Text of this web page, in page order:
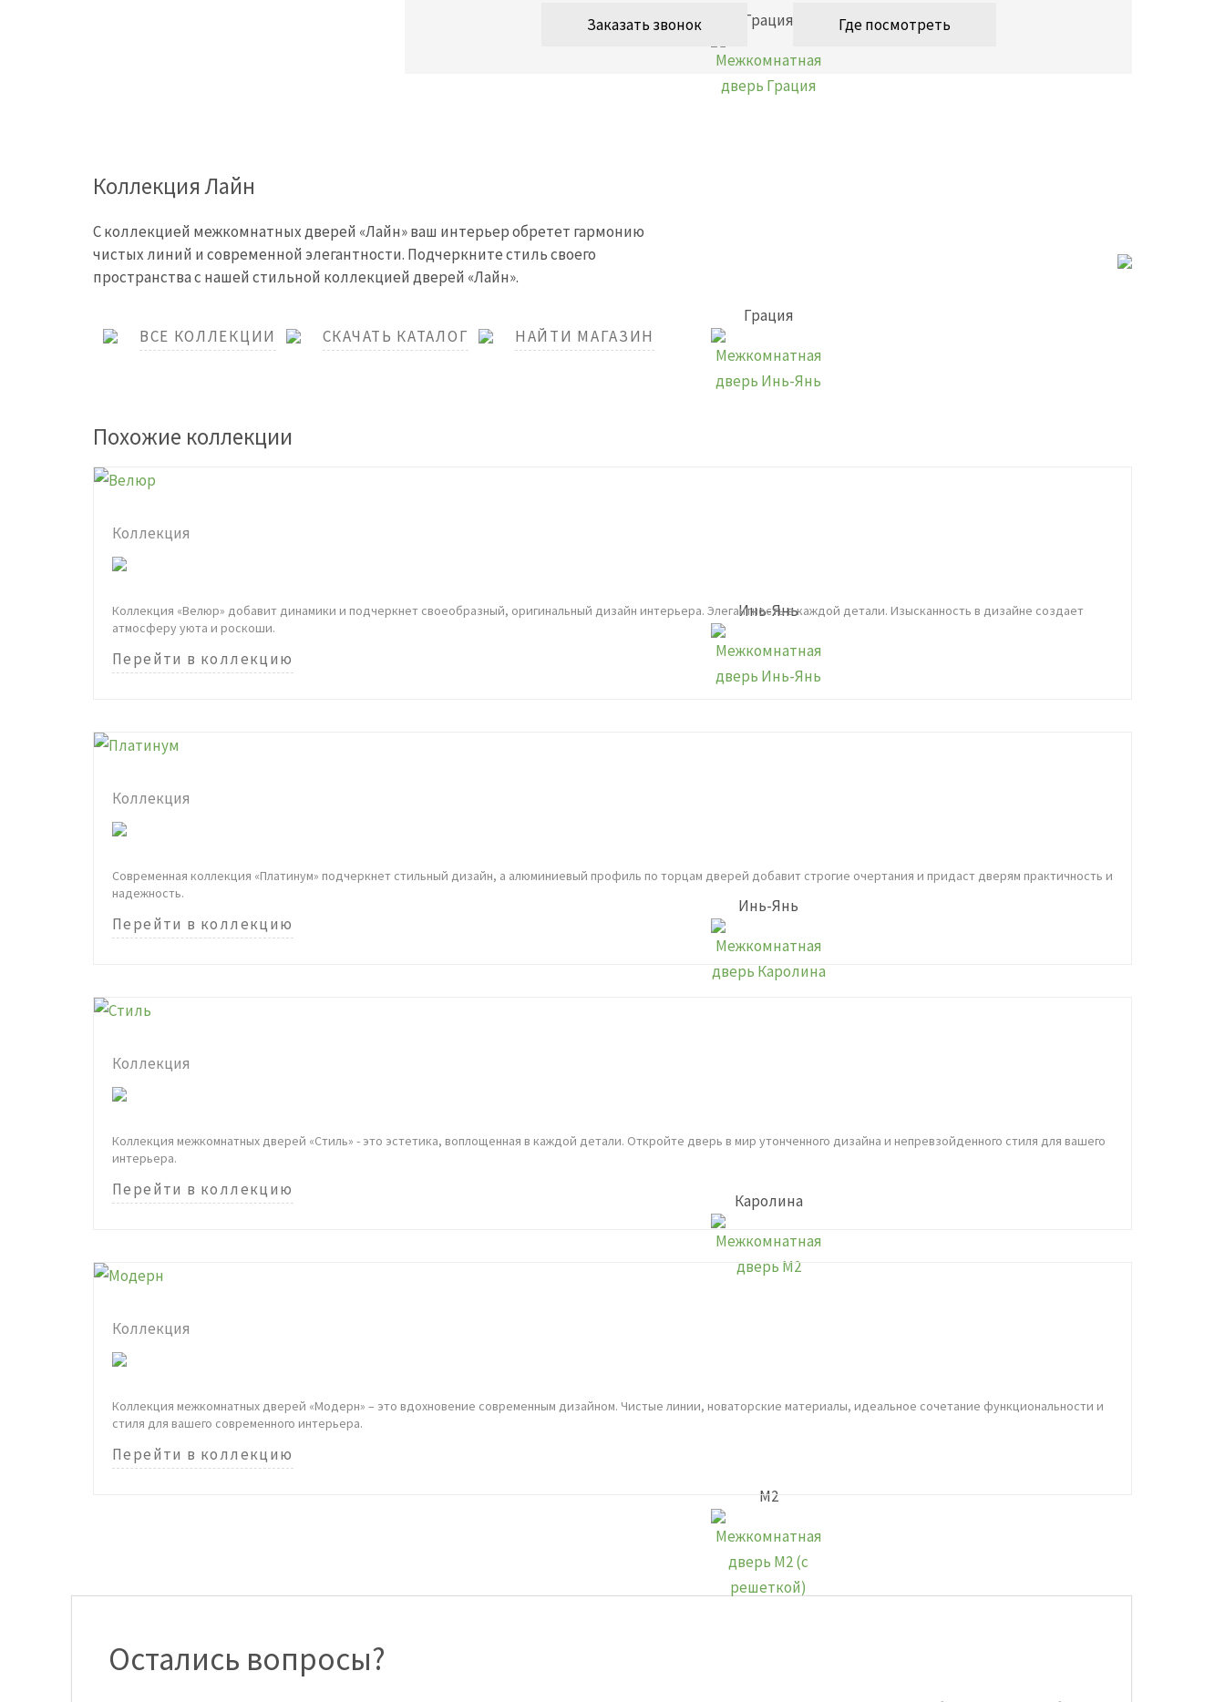
Грация
Грация
Инь-Янь
Инь-Янь
Каролина
М2
Заказать звонок Где посмотреть
Коллекция Лайн
С коллекцией межкомнатных дверей «Лайн» ваш интерьер обретет гармонию
чистых линий и современной элегантности. Подчеркните стиль своего
пространства с нашей стильной коллекцией дверей «Лайн».
ВСЕ КОЛЛЕКЦИИ СКАЧАТЬ КАТАЛОГ НАЙТИ МАГАЗИН
Похожие коллекции
Коллекция
Коллекция «Велюр» добавит динамики и подчеркнет своеобразный, оригинальный дизайн интерьера. Элегантность в каждой детали. Изысканность в дизайне создает
атмосферу уюта и роскоши.
Перейти в коллекцию
Коллекция
Современная коллекция «Платинум» подчеркнет стильный дизайн, а алюминиевый профиль по торцам дверей добавит строгие очертания и придаст дверям практичность и
надежность.
Перейти в коллекцию
Коллекция
Коллекция межкомнатных дверей «Стиль» - это эстетика, воплощенная в каждой детали. Откройте дверь в мир утонченного дизайна и непревзойденного стиля для вашего
интерьера.
Перейти в коллекцию
Коллекция
Коллекция межкомнатных дверей «Модерн» – это вдохновение современным дизайном. Чистые линии, новаторские материалы, идеальное сочетание функциональности и
стиля для вашего современного интерьера.
Перейти в коллекцию
Остались вопросы?